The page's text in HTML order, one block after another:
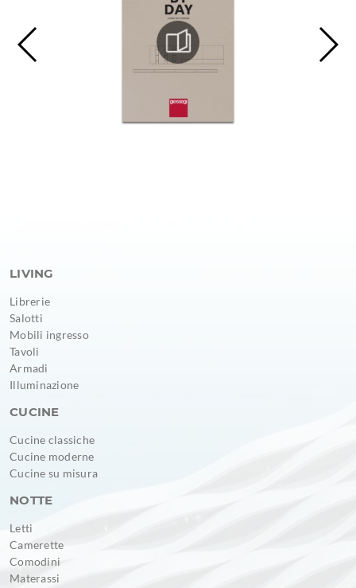
LIVING
Librerie
Salotti
Mobili ingresso
Tavoli
Armadi
Illuminazione
CUCINE
Cucine classiche
Cucine moderne
Cucine su misura
NOTTE
Letti
Camerette
Comodini
Materassi